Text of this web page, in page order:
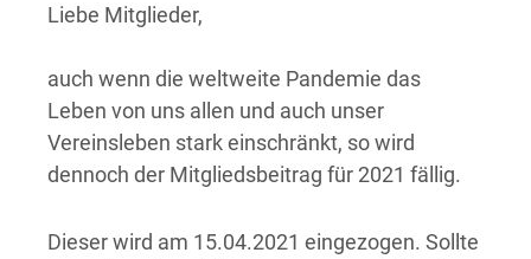
Liebe Mitglieder,
auch wenn die weltweite Pandemie das
Leben von uns allen und auch unser
Vereinsleben stark einschränkt, so wird
dennoch der Mitgliedsbeitrag für 2021 fällig.
Dieser wird am 15.04.2021 eingezogen. Sollte